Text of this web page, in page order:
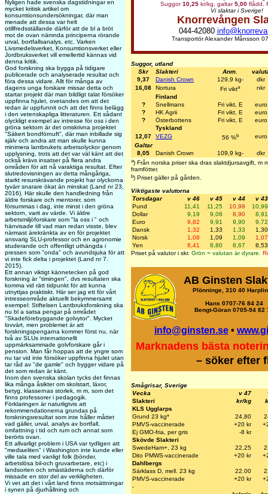
Nyligen hade svenska dagstidningar en
mycket kritisk artikel om
konsumtionsundersökningar, där man
menade att dessa var helt
otillfredsställande därför att de bl a bröt
mot de ovan nämnda principerna rörande
urval, bortfallsanalys, etc. Varken
Livsmedelsverket, Konsumtionsverket eller
Jordbruksverket vill emellertid kännas vid
denna kritik.
God forskning ska bygga på tidigare
publicerade och analyserade resultat och
föra dessa vidare. Allt för många av
dagens unga forskare missar detta och
startar projekt där man bildligt talat försöker
uppfinna hjulet, ovetandes om att det
redan är uppfunnit och att det finns belägg
i den vetenskapliga litteraturen. Ett sådant
olyckligt exempel av intresse för oss i den
gröna sektorn är det omskrivna projektet
"Säkert bondförnuft", där man inbillade sig
själv och andra att man skulle kunna
minimera lantbrukets arbetsolyckor genom
upplysning, trots att det var väl känt att det
också krävs insatser på flera andra
områden för att nå varaktiga resultat. Efter
slutredovisningen av detta mångåriga,
starkt resurskrävande projekt har olyckorna
tyvärr snarare ökat än minskat (Land nr 23,
2016). Här skulle den handledning från
äldre forskare och mentorer, som
försummas i dag, inte minst i den gröna
sektorn, varit av värde. Vi äldre
arbetsmiljöforskare som "la oss i " och
hänvisade till vad man redan visste, blev
närmast ärekränkta av en för projektet
ansvarig SLU-professor och en agronomie
studerande och offentligt uthängda i
pressen som "onda" och avundsjuka för att
vi inte fick delta i projektet (Land nr 7.
2015).
Ett annan viktigt kännetecken på god
forskning är "timingen", dvs resultaten ska
komma vid rätt tidpunkt för att kunna
utnyttjas praktiskt. Här ser jag ett för vårt
intresseområde aktuellt bekymmersamt
exempel: Stiftelsen Lantbruksforskning ska
nu bl a satsa pengar på området
"Skadeförebyggande golvytor". Mycket
lovvärt, men problemet är att
forskningspengarna kommer först nu, när
två av SLUs internationellt
uppmärksammade golvforskare går i
pension. Man får hoppas att de yngre som
nu tar vid inte försöker uppfinna hjulet utan
tar råd av "de gamle" och bygger vidare på
det som redan är känt.
Inom den svenska skolan tycks det finnas
lika många åsikter om skolstart, läxor,
betyg, klassernas storlek, m m, som det
finns professorer i pedagogik.
Förklaringen är naturligtvis att
rekommendationerna grundas på
forskningsresultat som inte håller måttet
vad gäller, urval, analys av bortfall,
omfattning i tid och rum och annat som
berörts ovan.
Ett allvarligt problem i USA var tydligen att
"mediaeliten" i Washington inte kunde eller
ville tala med vanligt folk (bönder.
arbetslösa bil-och gruvarbetare, etc) i
landsorten och småstäderna och därför
missade en stor del av verkligheten.
Vi vet att det i vårt land finns motsättningar
i synen på djurhållning och
Suggor10,25 kr/kg, galtar5,00 flådd.
Vi slaktar i Sverige!
Knorrevången
044-42080
Transportör Alexander Månsson
Suggor, utland
Skr
Slakteri Anm.
9,37
Danish Crown 129,9 kg-
dkr
16,08
Nortura Fri vikta
nkr
Finland
?
Snellmans Fri vikt, E
euro
?
HK Agrii Fri vikt, E
euro
?
Österbottens Fri vikt, E
euro
Tyskland
12,07
VEZG 56 %b
euro
Galtar
8,05
Danish Crown 109,9 kg- dkr
a) Från norska priser ska dras slaktdjursavgift, m
framfötter.
b) Priset gäller på gården.
Viktigaste valutorna
Torsdagar
v 46 v 45 v 44
v 43
Pund
11,41 11,25 10,98
10,99
Dollar
9,19 9,06 8,90
8,91
Euro
9,82 9,91 9,90
9,72
Dansk
1,32 1,33 1,33
1,30
Norsk
1,08 1,09 1,09
1,07
Yen
8,41 8,80 8,67
8,53
Priset på valutor i skr. Grön = valutan är dyrare.
AB Ginsten
Plönninge, 310 40
Hans 0707-76 84 24
Bengt-Göran 0705-94 82
info@ginsten.se•
Marknadens bästa
– söker efter
Smågrisar, Sverige
Vecka
v 47
Slakteri
kr/kg
KLS Ugglarps
Grund 23 kg*
24,80
PMVS-vaccinerade
+20 kr
Ej GMO-fria, per gris
-8 kr
Skövde Slakteri
SwedeHam+, 23 kg
22,25
Dito PMWS-vaccinerade
+20 kr
Dahlbergs
Särklass D, mell. 23 kg
22.00
PMVS-vaccinerade
+20 kr
-